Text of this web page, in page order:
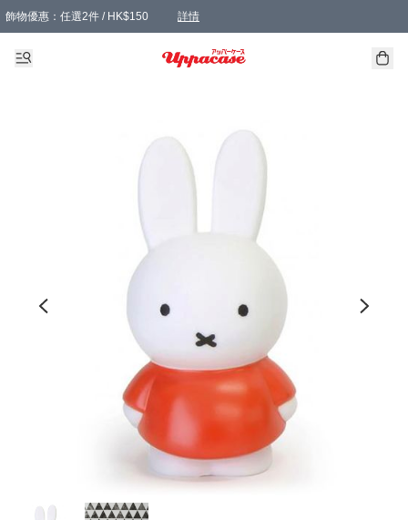
飾物優惠：任選2件 / HK$150 詳情
髮飾優惠：任選2件 / HK$100 詳情
精選襪子優惠：任選3對 / HK$115 詳情
滿額免運：本地訂單滿港幣350元可享免運費優惠